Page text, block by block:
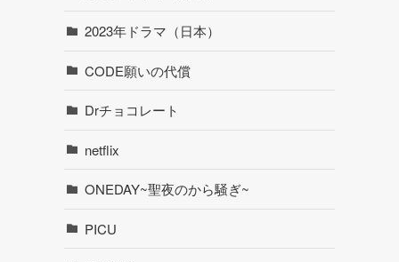
2023年ドラマ（日本）
CODE願いの代償
Drチョコレート
netflix
ONEDAY~聖夜のから騒ぎ~
PICU